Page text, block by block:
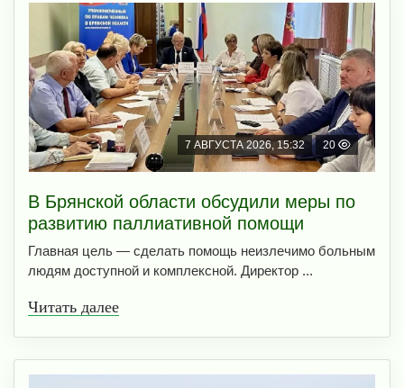
7 АВГУСТА 2026, 15:32 20
В Брянской области обсудили меры по
развитию паллиативной помощи
Главная цель — сделать помощь неизлечимо больным
людям доступной и комплексной. Директор ...
Читать далее